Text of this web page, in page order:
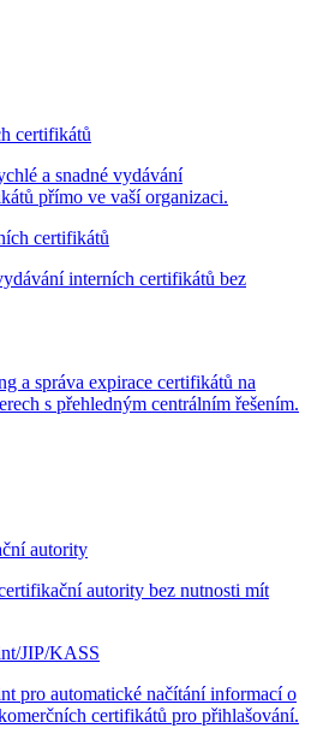
certifikátů
a snadné vydávání
přímo ve vaší organizaci.
certifikátů
interních certifikátů bez
a správa expirace certifikátů na
s přehledným centrálním řešením.
autority
autority bez nutnosti mít
JIP/KASS
pro automatické načítání informací o
certifikátů pro přihlašování.